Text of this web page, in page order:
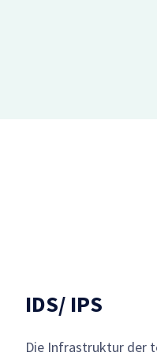
IDS/ IPS
Die Infrastruktur der